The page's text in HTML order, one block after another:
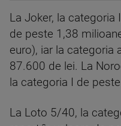
La Joker, la categoria
de peste 1,38
euro), iar la categoria
87.600 de lei. La
la categoria I de
La Loto 5/40, la